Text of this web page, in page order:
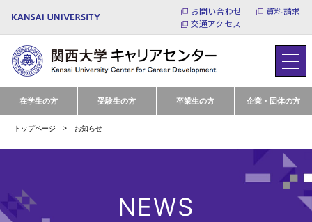
お問い合わせ
資料請求
交通アクセス
在学生の方 受験生の方 卒業生の方 企業・団体の方
トップページ お知らせ
NEWS